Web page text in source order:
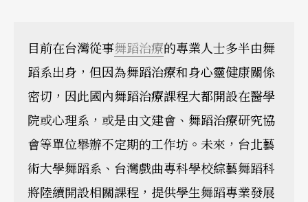
目前在台灣從事舞蹈治療的專業人士多半由舞
蹈系出身，但因為舞蹈治療和身心靈健康關係
密切，因此國內舞蹈治療課程大都開設在醫學
院或心理系，或是由文建會、舞蹈治療研究協
會等單位舉辦不定期的工作坊。未來，台北藝
術大學舞蹈系、台灣戲曲專科學校綜藝舞蹈科
將陸續開設相關課程，提供學生舞蹈專業發展